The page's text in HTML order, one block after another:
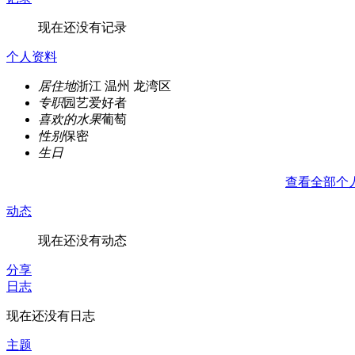
现在还没有记录
个人资料
居住地浙江 温州 龙湾区
专职园艺爱好者
喜欢的水果葡萄
性别保密
生日
查看全部个
动态
现在还没有动态
分享
日志
现在还没有日志
主题